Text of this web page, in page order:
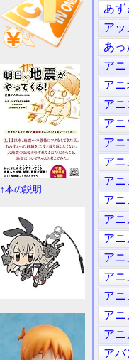
あず
アッ
あっ
アニ
アニ
アニ
アニ
アニ
アニ
アニ
アニ
アニ
アニ
ア
アニ
アニ
アニ
ア
アバ
↑本の説明